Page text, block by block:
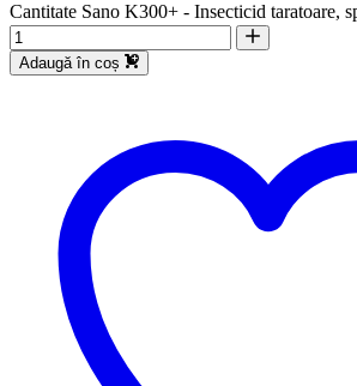
Cantitate Sano K300+ - Insecticid taratoare,
Adaugă în coș